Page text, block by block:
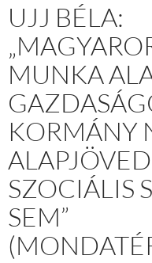
UJJ BÉLA:
MUNKA
KORMÁNY
SZOCIÁLIS
SEM”